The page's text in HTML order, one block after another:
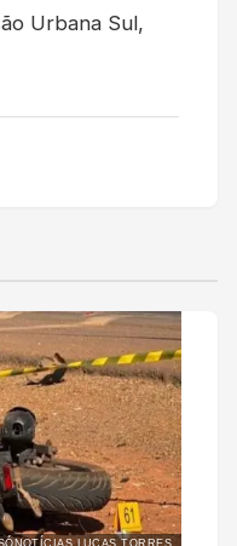
Urbana Sul,
LUCAS TORRES